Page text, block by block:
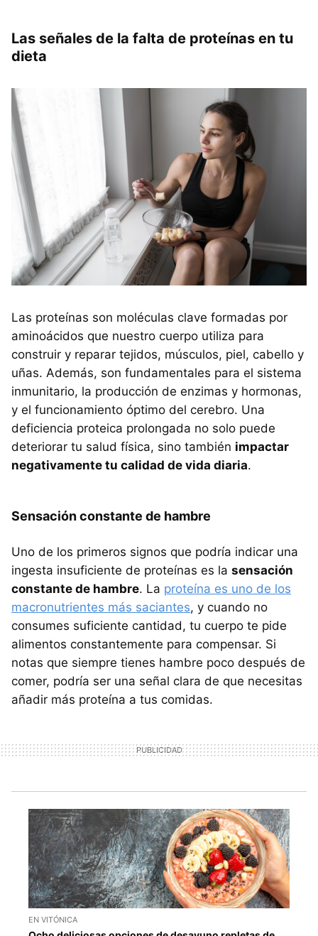
Las señales de la falta de proteínas en tu
dieta
Las proteínas son moléculas clave formadas por
aminoácidos que nuestro cuerpo utiliza para
construir y reparar tejidos, músculos, piel, cabello y
uñas. Además, son fundamentales para el sistema
inmunitario, la producción de enzimas y hormonas,
y el funcionamiento óptimo del cerebro. Una
deficiencia proteica prolongada no solo puede
deteriorar tu salud física, sino también impactar
negativamente tu calidad de vida diaria.
Sensación constante de hambre
Uno de los primeros signos que podría indicar una
ingesta insuficiente de proteínas es la sensación
constante de hambre. La proteína es uno de los
macronutrientes más saciantes, y cuando no
consumes suficiente cantidad, tu cuerpo te pide
alimentos constantemente para compensar. Si
notas que siempre tienes hambre poco después de
comer, podría ser una señal clara de que necesitas
añadir más proteína a tus comidas.
EN VITÓNICA